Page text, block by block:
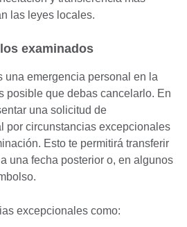
las leyes locales.
examinados
una emergencia personal en la
posible que debas cancelarlo. En
una solicitud de
por circunstancias excepcionales
Esto te permitirá transferir
una fecha posterior o, en algunos
excepcionales como: